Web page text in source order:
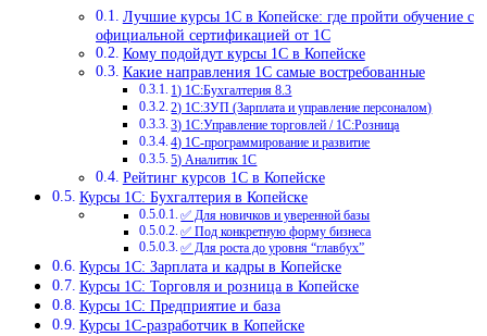
Лучшие курсы 1С в Копейске: где пройти обучение с
официальной сертификацией от 1С
Кому подойдут курсы 1С в Копейске
Какие направления 1С самые востребованные
1) 1С:Бухгалтерия 8.3
2) 1С:ЗУП (Зарплата и управление персоналом)
3) 1С:Управление торговлей / 1С:Розница
4) 1С-программирование и развитие
5) Аналитик 1С
Рейтинг курсов 1С в Копейске
Курсы 1С: Бухгалтерия в Копейске
✅ Для новичков и уверенной базы
✅ Под конкретную форму бизнеса
✅ Для роста до уровня “главбух”
Курсы 1С: Зарплата и кадры в Копейске
Курсы 1С: Торговля и розница в Копейске
Курсы 1С: Предприятие и база
Курсы 1С-разработчик в Копейске